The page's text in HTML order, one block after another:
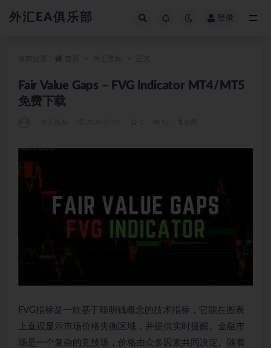
外汇EA俱乐部 登录
Fair Value Gaps – FVG Indicator MT4/MT5
免费下载
FVG指标是一款基于聪明钱概念的技术指标，它能在图表
上直观显示市场价格失衡区域，并提供实时提醒。金融市
场是一个复杂的竞技场，价格由众多因素共同决定。随着